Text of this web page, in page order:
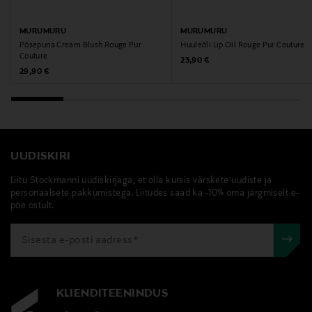
Berner Oy, Hitsaajankatu 22-24, 00810, Helsinki,
Finland
MURUMURU
Põsepuna Cream Blush Rouge Pur
Couture
Original Price
29,90 €
MURUMURU
Huuleõli Lip Oil Rouge Pur Couture
Original Price
23,90 €
UUDISKIRI
Liitu Stockmanni uudiskirjaga, et olla kursis värskete uudiste ja
personaalsete pakkumistega. Liitudes saad ka -10% oma järgmiselt e-
poe ostult.
KLIENDITEENINDUS